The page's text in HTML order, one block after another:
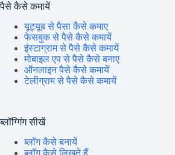
पैसे कैसे कमायें
यूट्यूब से पैसा कैसे कमाए
फेसबुक से पैसे कैसे कमायें
इंस्टाग्राम से पैसे कैसे कमायें
मोबाइल एप से पैसे कैसे बनाए
ऑनलाइन पैसे कैसे कमायें
टेलीग्राम से पैसे कैसे कमायें
ब्लॉग्गिंग सीखें
ब्लॉग कैसे बनायें
ब्लॉग कैसे लिखते हैं